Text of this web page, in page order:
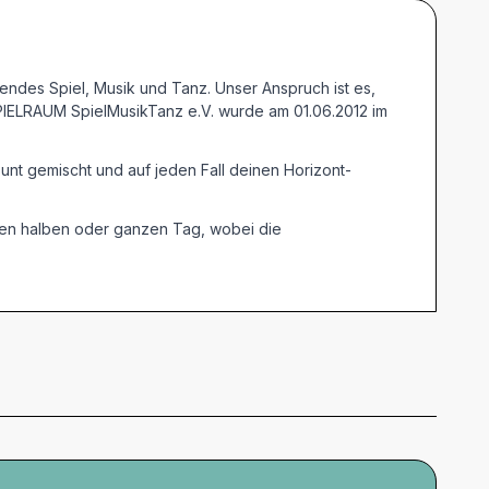
Spiel, Musik und Tanz. Unser Anspruch ist es,
SpielMusikTanz e.V. wurde am 01.06.2012 im
gemischt und auf jeden Fall deinen Horizont-
halben oder ganzen Tag, wobei die